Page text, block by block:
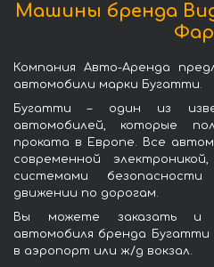
Машины бренда
Компания Авто-Аренда
автомобили марки Бугатти.
Бугатти – один из
автомобилей, которые
проката в Европе. Все
современной
системами
движении по дорогам.
Вы можете заказать и
автомобиля бренда
в аэропорт или ж/д вокзал.